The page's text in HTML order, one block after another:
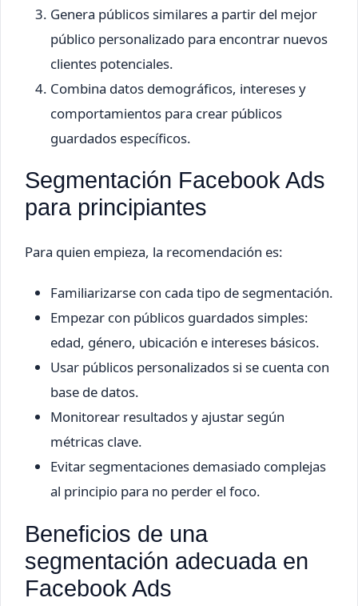
Genera públicos similares a partir del mejor
público personalizado para encontrar nuevos
clientes potenciales.
Combina datos demográficos, intereses y
comportamientos para crear públicos
guardados específicos.
Segmentación Facebook Ads
para principiantes
Para quien empieza, la recomendación es:
Familiarizarse con cada tipo de segmentación.
Empezar con públicos guardados simples:
edad, género, ubicación e intereses básicos.
Usar públicos personalizados si se cuenta con
base de datos.
Monitorear resultados y ajustar según
métricas clave.
Evitar segmentaciones demasiado complejas
al principio para no perder el foco.
Beneficios de una
segmentación adecuada en
Facebook Ads